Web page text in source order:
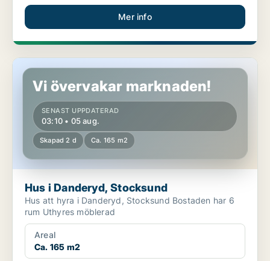
Mer info
Hus i Danderyd, Stocksund
Vi övervakar marknaden!
SENAST UPPDATERAD
03:10 • 05 aug.
Skapad 2 d Ca. 165 m2
Hus i Danderyd, Stocksund
Hus att hyra i Danderyd, Stocksund Bostaden har 6
rum Uthyres möblerad
Areal
Ca. 165 m2